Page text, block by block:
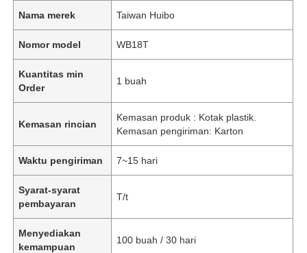
Nama merek Taiwan Huibo
Nomor model WB18T
Kuantitas min
Order
1 buah
Kemasan rincian
Kemasan produk : Kotak plastik.
Kemasan pengiriman: Karton
Waktu pengiriman 7~15 hari
Syarat-syarat
pembayaran
T/t
Menyediakan
kemampuan
100 buah / 30 hari